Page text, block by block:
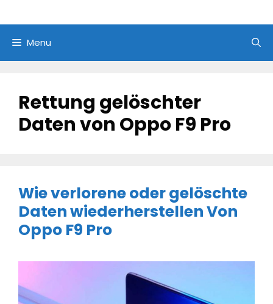
Menu
Rettung gelöschter
Daten von Oppo F9 Pro
Wie verlorene oder gelöschte
Daten wiederherstellen Von
Oppo F9 Pro